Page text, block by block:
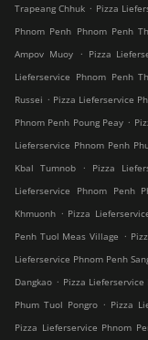
Trapeang Chhuk . Pizza
Phnom Penh Phnom Penh
Ampov Muoy
. Pizza
Lieferservice Phnom Penh
Russei . Pizza Lieferservice
Phnom Penh Poung Peay .
Lieferservice Phnom Penh
Kbal Tumnob
. Pizza
Lieferservice Phnom Penh
Khmuonh . Pizza
Penh Tuol Meas Village .
Lieferservice Phnom Penh
Dangkao . Pizza Lieferservice
Phum Tuol Pongro . Pizza
Pizza Lieferservice Phnom